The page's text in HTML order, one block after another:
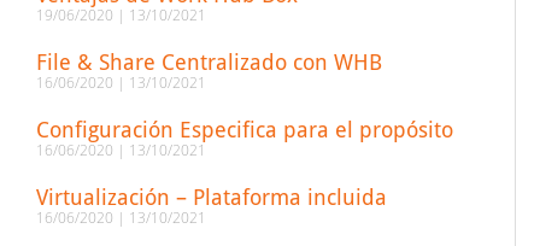
19/06/2020 13/10/2021
File & Share Centralizado con WHB
16/06/2020 13/10/2021
Configuración Especifica para el propósito
16/06/2020 13/10/2021
Virtualización – Plataforma incluida
16/06/2020 13/10/2021